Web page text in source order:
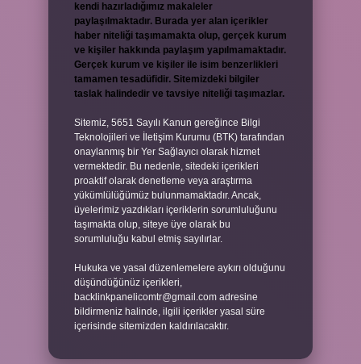
kendi hazırladığımız makaleler
paylaşılmaktadır. Burada yer alan içerikler
haber niteliği taşımamakta olup, gerçek kurum
ve kişiler hakkında paylaşım yapılmamaktadır.
Gerçek kurum ve kişiler ile isim benzerlikleri
tamamen tesadüfidir. Sitemizdeki bilgiler
taslak halindedir ve tavsiye niteliği taşımazlar.
Sitemiz, 5651 Sayılı Kanun gereğince Bilgi
Teknolojileri ve İletişim Kurumu (BTK) tarafından
onaylanmış bir Yer Sağlayıcı olarak hizmet
vermektedir. Bu nedenle, sitedeki içerikleri
proaktif olarak denetleme veya araştırma
yükümlülüğümüz bulunmamaktadır. Ancak,
üyelerimiz yazdıkları içeriklerin sorumluluğunu
taşımakta olup, siteye üye olarak bu
sorumluluğu kabul etmiş sayılırlar.
Hukuka ve yasal düzenlemelere aykırı olduğunu
düşündüğünüz içerikleri,
backlinkpanelicomtr@gmail.com adresine
bildirmeniz halinde, ilgili içerikler yasal süre
içerisinde sitemizden kaldırılacaktır.